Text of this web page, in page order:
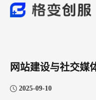
网站建设与社交媒
2025-09-10